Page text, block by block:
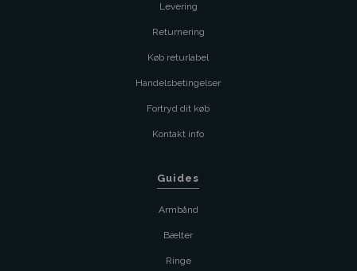
Levering
Returnering
Køb returlabel
Handelsbetingelser
Fortryd dit køb
Kontakt info
Guides
Armbånd
Bælter
Ringe